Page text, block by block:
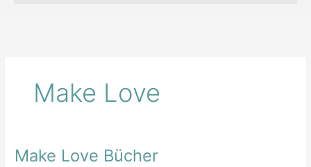
Make Love
Make Love Bücher
Make